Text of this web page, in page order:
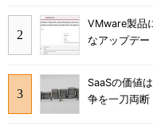
VMware製品
なアップデー
SaaSの価値
争を一刀両断